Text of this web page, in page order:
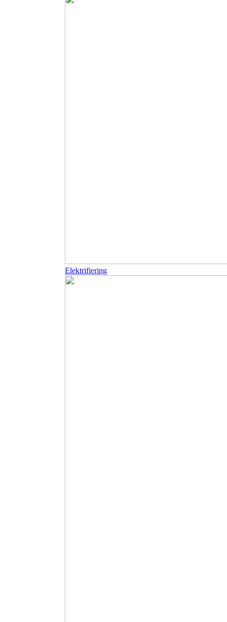
Elektrifiering